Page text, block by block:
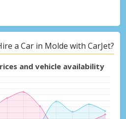
a Car in Molde with CarJet?
and vehicle availability